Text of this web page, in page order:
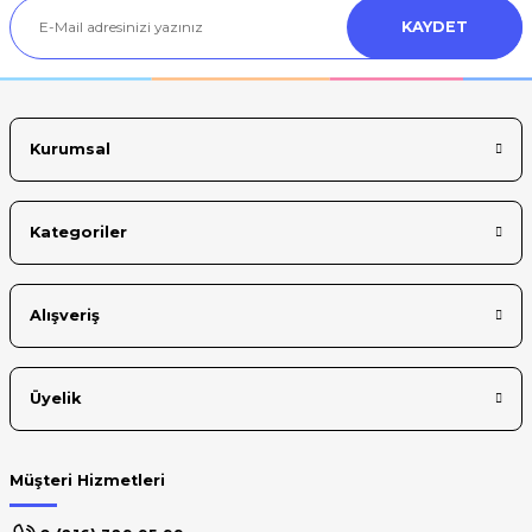
Ürün bilgilerinde hatalar bulunuyor.
KAYDET
Kurumsal
Kategoriler
Alışveriş
Üyelik
Müşteri Hizmetleri